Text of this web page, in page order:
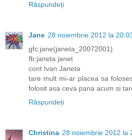
Răspundeți
Jane 28 noiembrie 2012 la
gfc:jane(janeta_20072001)
fb:janeta janet
cont Ivan Janeta
tare mult mi-ar placea sa
folosit asa ceva pana acum si
Răspundeți
Christina 28 noiembrie 2012 la